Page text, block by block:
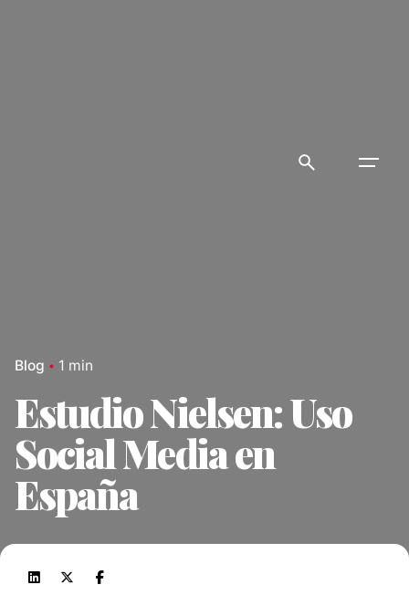
Blog 1 min
Estudio Nielsen: Uso
Social Media en
España